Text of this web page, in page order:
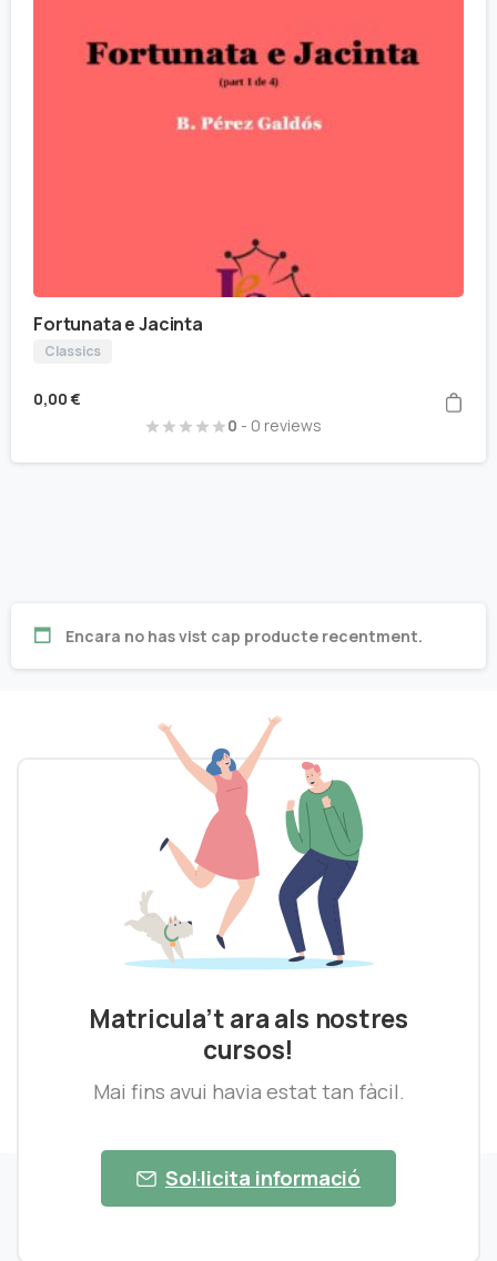
Fortunata e Jacinta
Classics
0,00 €
0 - 0 reviews
Encara no has vist cap producte recentment.
Matricula’t ara als nostres
cursos!
Mai fins avui havia estat tan fàcil.
Sol·licita informació